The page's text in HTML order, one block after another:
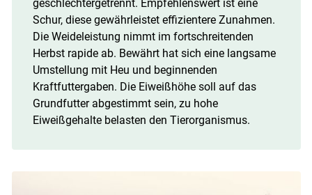
geschlechtergetrennt. Empfehlenswert ist eine
Schur, diese gewährleistet effizientere Zunahmen.
Die Weideleistung nimmt im fortschreitenden
Herbst rapide ab. Bewährt hat sich eine langsame
Umstellung mit Heu und beginnenden
Kraftfuttergaben. Die Eiweißhöhe soll auf das
Grundfutter abgestimmt sein, zu hohe
Eiweißgehalte belasten den Tierorganismus.